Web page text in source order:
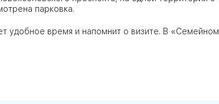
парковка.
удобное время и напомнит о визите. В «Семейном